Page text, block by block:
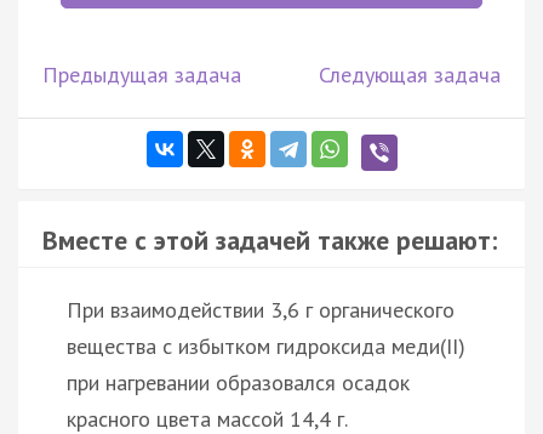
Предыдущая задача Следующая задача
Вместе с этой задачей также решают:
При взаимодействии 3,6 г органического
вещества с избытком гидроксида меди(II)
при нагревании образовался осадок
красного цвета массой 14,4 г.